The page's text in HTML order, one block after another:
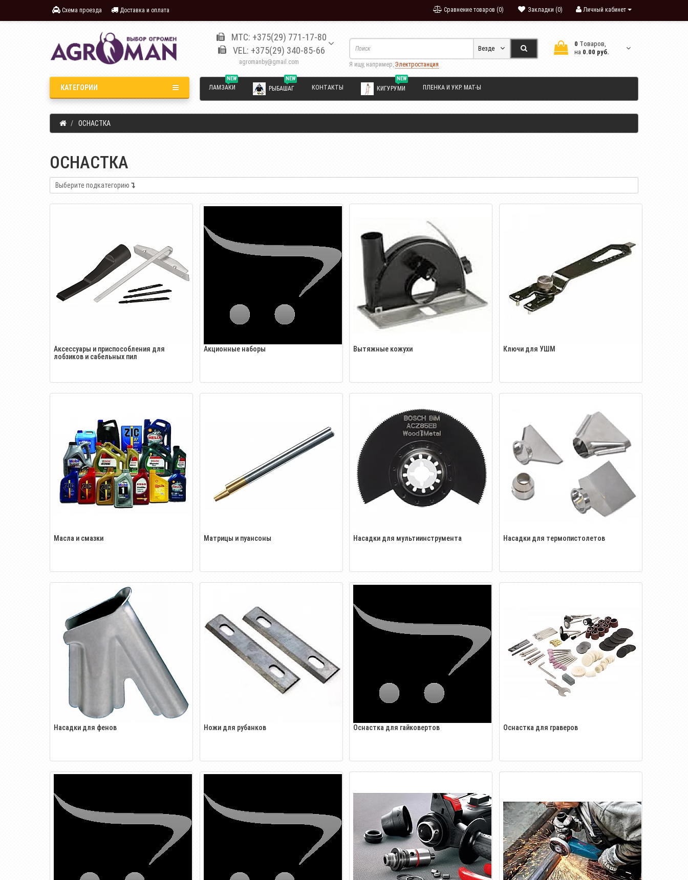
Схема проезда Доставка и оплата Личный кабинет
Закладки (0)
Сравнение товаров (0)
МТС: +375(29) 771-17-80
VEL: +375(29) 340-85-66
agromanby@gmail.com
0 Tоваров,
на 0.00 руб.
Везде
Я ищу, например, Электростанция
NEW
ЛАМЗАКИ
NEW
РЫБАШАГ КОНТАКТЫ
NEW
КИГУРУМИ ПЛЕНКА И УКР. МАТ-Ы
КАТЕГОРИИ
ОСНАСТКА
ОСНАСТКА
Выберите подкатегорию
Аксессуары и приспособления для
лобзиков и сабельных пил
Акционные наборы Вытяжные кожухи Ключи для УШМ
Масла и смазки Матрицы и пуансоны Насадки для мультиинструмента Насадки для термопистолетов
Насадки для фенов Ножи для рубанков Оснастка для гайковертов Оснастка для граверов